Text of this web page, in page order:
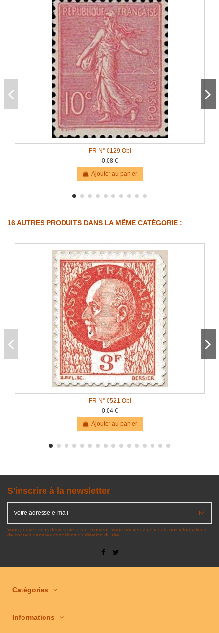
FR N° 0129 Obl
0,08 €
Ajouter au panier
16 AUTRES PRODUITS DANS LA MÊME CATÉGORIE :
FR N° 0521 Obl
0,04 €
Ajouter au panier
S'inscrire à la newsletter
Vous pouvez vous désinscrire à tout moment. Vous trouverez pour cela nos informations
de contact dans les conditions d'utilisation du site.
Catégories
Informations